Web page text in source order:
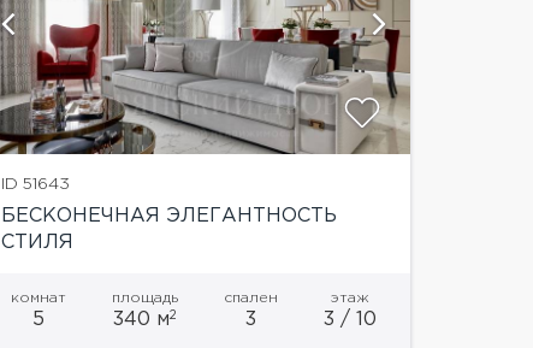
ID 51643
БЕСКОНЕЧНАЯ ЭЛЕГАНТНОСТЬ
СТИЛЯ
комнат
5
площадь
340 м2
спален
3
этаж
3 / 10